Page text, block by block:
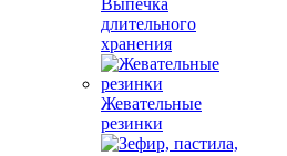
длительного
хранения
Жевательные
резинки